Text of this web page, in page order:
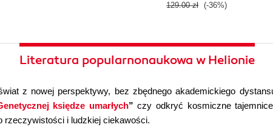
129.00 zł (-36%)
Literatura popularnonaukowa w Helionie
z nowej perspektywy, bez zbędnego akademickiego
księdze umarłych” czy odkryć kosmiczne
rzeczywistości i ludzkiej ciekawości.